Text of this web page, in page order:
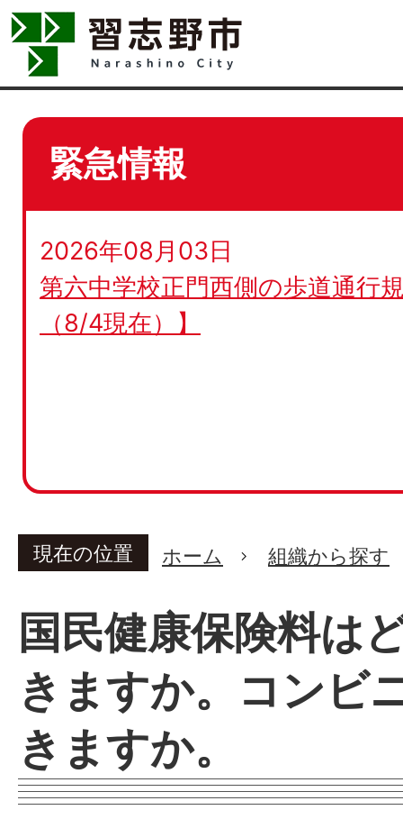
緊急情報
2026年08月03日
第六中学校正門西側の歩道通行
（8/4現在）】
現在の位置 ホーム 組織から探す
国民健康保険料は
きますか。コンビ
きますか。